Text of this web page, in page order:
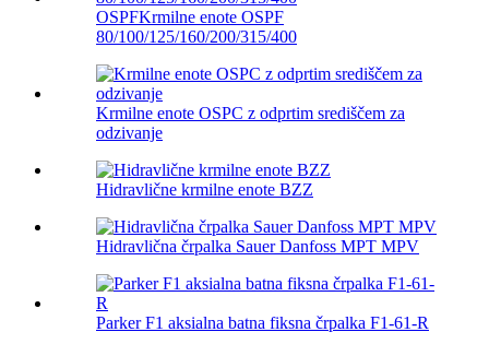
OSPFKrmilne enote OSPF
80/100/125/160/200/315/400
Krmilne enote OSPC z odprtim središčem za
odzivanje
Hidravlične krmilne enote BZZ
Hidravlična črpalka Sauer Danfoss MPT MPV
Parker F1 aksialna batna fiksna črpalka F1-61-R